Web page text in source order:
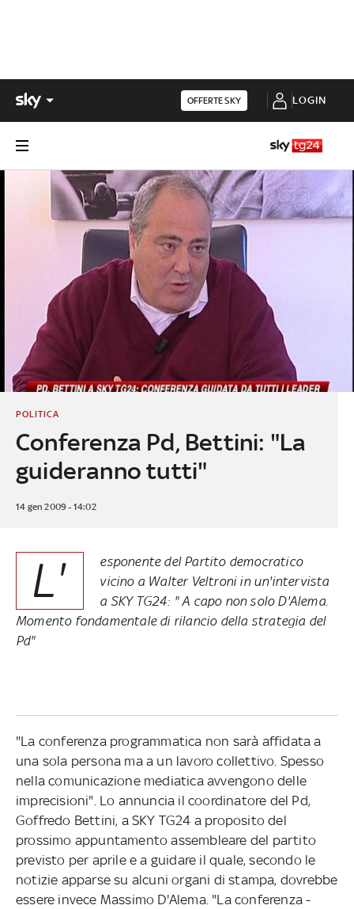
OFFERTE SKY LOGIN
Conferenza Pd, Bettini: "La
guideranno tutti"
POLITICA
14 gen 2009 - 14:02
L'
esponente del Partito democratico
vicino a Walter Veltroni in un'intervista
a SKY TG24: " A capo non solo D'Alema.
Momento fondamentale di rilancio della strategia del
Pd"
"La conferenza programmatica non sarà affidata a
una sola persona ma a un lavoro collettivo. Spesso
nella comunicazione mediatica avvengono delle
imprecisioni". Lo annuncia il coordinatore del Pd,
Goffredo Bettini, a SKY TG24 a proposito del
prossimo appuntamento assembleare del partito
previsto per aprile e a guidare il quale, secondo le
notizie apparse su alcuni organi di stampa, dovrebbe
essere invece Massimo D'Alema. "La conferenza -